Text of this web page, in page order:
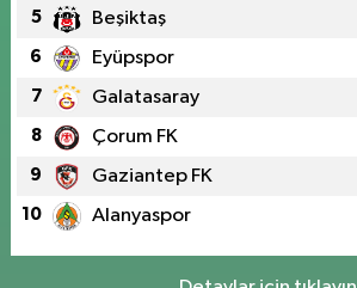
5 Beşiktaş
6 Eyüpspor
7 Galatasaray
8 Çorum FK
9 Gaziantep FK
10 Alanyaspor